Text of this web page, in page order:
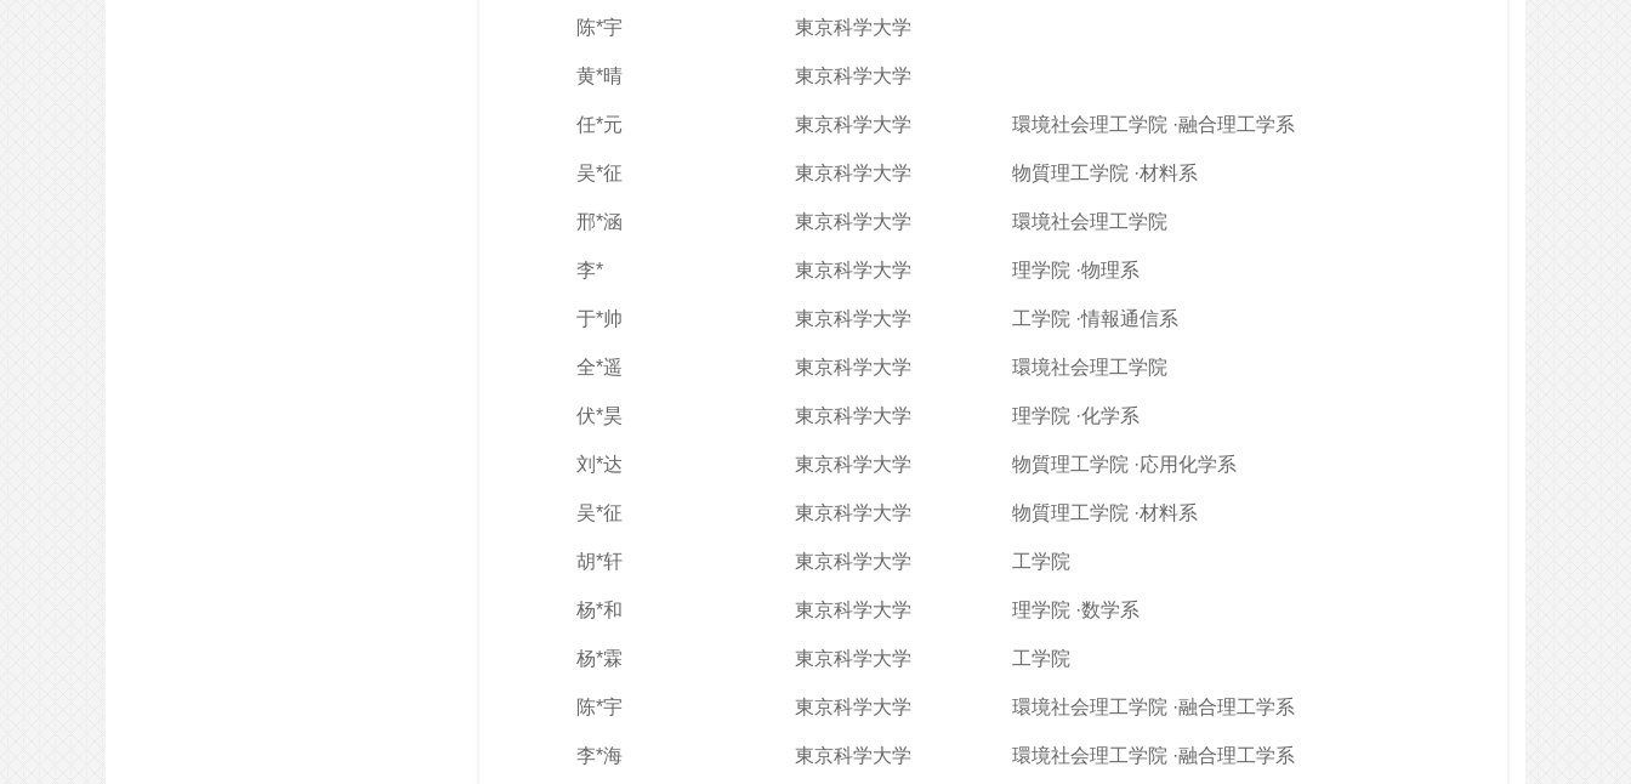
陈*宇 東京科学大学
黄*晴 東京科学大学
任*元 東京科学大学 環境社会理工学院 ·融合理工学系
吴*征 東京科学大学 物質理工学院 ·材料系
邢*涵 東京科学大学 環境社会理工学院
李* 東京科学大学 理学院 ·物理系
于*帅 東京科学大学 工学院 ·情報通信系
全*遥 東京科学大学 環境社会理工学院
伏*昊 東京科学大学 理学院 ·化学系
刘*达 東京科学大学 物質理工学院 ·応用化学系
吴*征 東京科学大学 物質理工学院 ·材料系
胡*轩 東京科学大学 工学院
杨*和 東京科学大学 理学院 ·数学系
杨*霖 東京科学大学 工学院
陈*宇 東京科学大学 環境社会理工学院 ·融合理工学系
李*海 東京科学大学 環境社会理工学院 ·融合理工学系